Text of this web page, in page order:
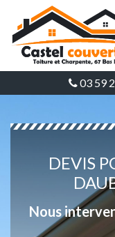
03 59
DEVIS
Nous